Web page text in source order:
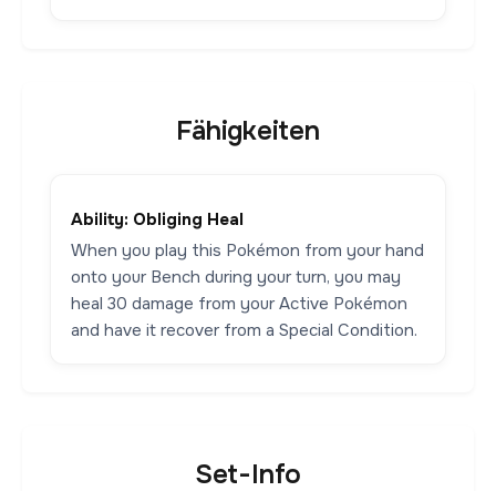
Fähigkeiten
Ability: Obliging Heal
When you play this Pokémon from your hand
onto your Bench during your turn, you may
heal 30 damage from your Active Pokémon
and have it recover from a Special Condition.
Set-Info